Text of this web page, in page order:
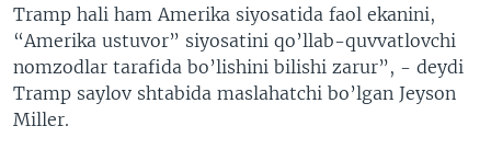
Tramp hali ham Amerika siyosatida faol ekanini,
“Amerika ustuvor” siyosatini qo’llab-quvvatlovchi
nomzodlar tarafida bo’lishini bilishi zarur”, - deydi
Tramp saylov shtabida maslahatchi bo’lgan Jeyson
Miller.